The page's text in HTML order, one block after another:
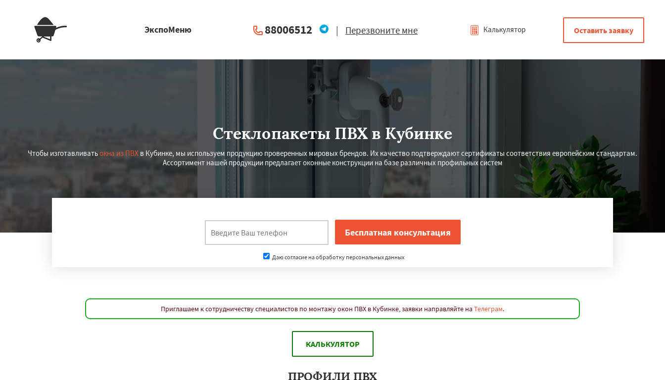
ЭкспоМеню 88006512 | Перезвоните мне Калькулятор Оставить заявку
Стеклопакеты ПВХ в Кубинке
Чтобы изготавливатьокна из ПВХ в Кубинке, мы используем продукцию проверенных мировых брендов. Их качество подтверждают сертификаты соответствия европейским стандартам.
Ассортимент нашей продукции предлагает оконные конструкции на базе различных профильных систем
Даю согласие на обработку персональных данных
Приглашаем к сотрудничеству специалистов по монтажу окон ПВХ в Кубинке, заявки направляйте на Телеграм.
КАЛЬКУЛЯТОР
ПРОФИЛИ ПВХ